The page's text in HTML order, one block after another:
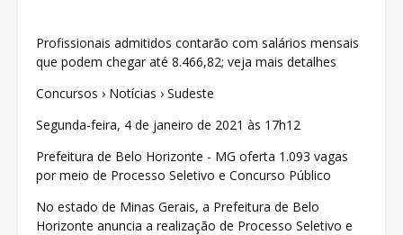
Profissionais admitidos contarão com salários mensais
que podem chegar até 8.466,82; veja mais detalhes
Concursos › Notícias › Sudeste
Segunda-feira, 4 de janeiro de 2021 às 17h12
Prefeitura de Belo Horizonte - MG oferta 1.093 vagas
por meio de Processo Seletivo e Concurso Público
No estado de Minas Gerais, a Prefeitura de Belo
Horizonte anuncia a realização de Processo Seletivo e